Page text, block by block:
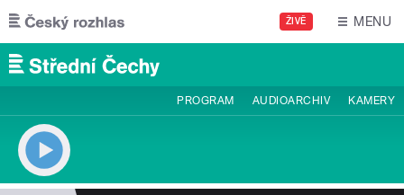
Přejít k hlavnímu obsahu
ŽIVĚ MENU
PROGRAM AUDIOARCHIV KAMERY